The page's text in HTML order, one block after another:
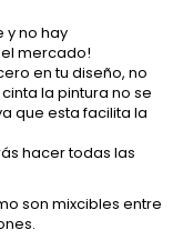
y no hay
el mercado!
en tu diseño, no
la pintura no se
que esta facilita la
hacer todas las
son mixcibles entre